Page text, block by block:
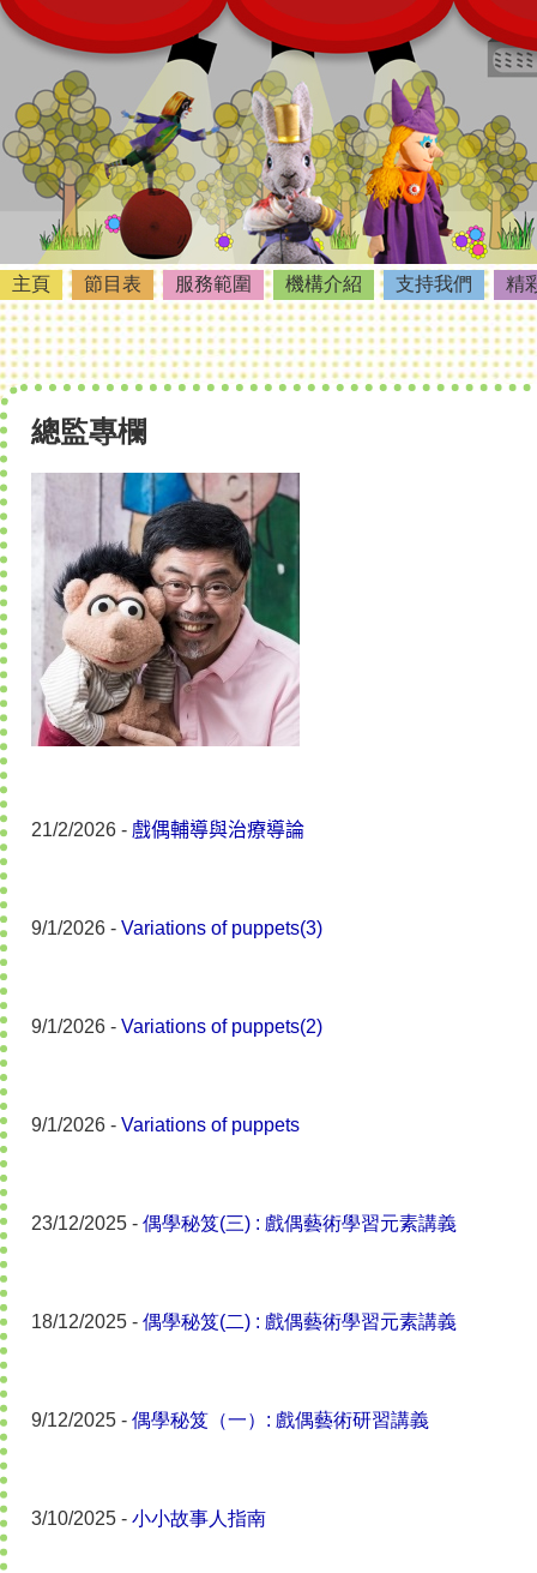
主頁 節目表 服務範圍 機構介紹 支持我們 精
總監專欄
21/2/2026 - 戲偶輔導與治療導論
9/1/2026 - Variations of puppets(3)
9/1/2026 - Variations of puppets(2)
9/1/2026 - Variations of puppets
23/12/2025 - 偶學秘笈(三) : 戲偶藝術學習元素講義
18/12/2025 - 偶學秘笈(二) : 戲偶藝術學習元素講義
9/12/2025 - 偶學秘笈（一）: 戲偶藝術研習講義
3/10/2025 - 小小故事人指南